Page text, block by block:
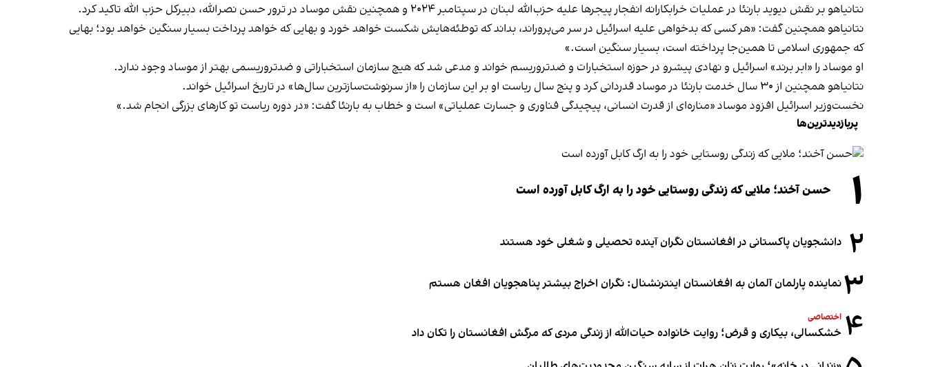
نتانیاهو بر نقش دیوید بارنئا در عملیات خرابکارانه انفجار پیجرها علیه حزب‌الله لبنان در سپتامبر ۲۰۲۴ و همچنین نقش موساد در ترور حسن نصرالله، دبیرکل حزب الله تاکید کرد.
نتانیاهو همچنین گفت: «هر کسی که بدخواهی علیه اسرائیل در سر می‌پروراند، بداند که توطئه‌هایش شکست خواهد خورد و بهایی که خواهد پرداخت بسیار سنگین خواهد بود؛ بهایی
که جمهوری اسلامی تا همین‌جا پرداخته است، بسیار سنگین است.»
او موساد را «ابر برند» اسرائیل و نهادی پیشرو در حوزه استخبارات و ضدتروریسم خواند و مدعی شد که هیچ سازمان استخباراتی و ضدتروریسمی بهتر از موساد وجود ندارد.
نتانیاهو همچنین از ۳۰ سال خدمت بارنئا در موساد قدردانی کرد و پنج سال ریاست او بر این سازمان را «از سرنوشت‌سازترین سال‌ها» در تاریخ اسرائیل خواند.
نخست‌وزیر اسرائیل افزود موساد «مناره‌ای از قدرت انسانی، پیچیدگی فناوری و جسارت عملیاتی» است و خطاب به بارنئا گفت: «در دوره ریاست تو کارهای بزرگی انجام شد.»
پربازدیدترین‌ها
۱ حسن آخند؛ ملایی که زندگی روستایی خود را به ارگ کابل آورده است
۲ دانشجویان پاکستانی در افغانستان نگران آینده تحصیلی و شغلی خود هستند
۳نماینده پارلمان آلمان به افغانستان اینترنشنال: نگران اخراج بیشتر پناهجویان افغان هستم
۴ اختصاصی
خشکسالی، بیکاری و قرض؛ روایت خانواده حیات‌الله از زندگی مردی که مرگش افغانستان را تکان داد